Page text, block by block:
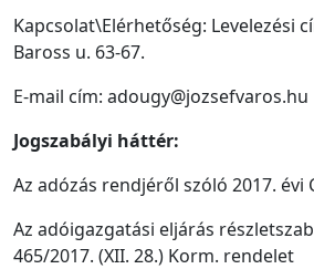
Kapcsolat\Elérhetőség: Levelezési
Baross u. 63-67.
E-mail cím: adougy@jozsefvaros.hu
Jogszabályi háttér:
Az adózás rendjéről szóló 2017. évi
Az adóigazgatási eljárás
465/2017. (XII. 28.) Korm. rendelet